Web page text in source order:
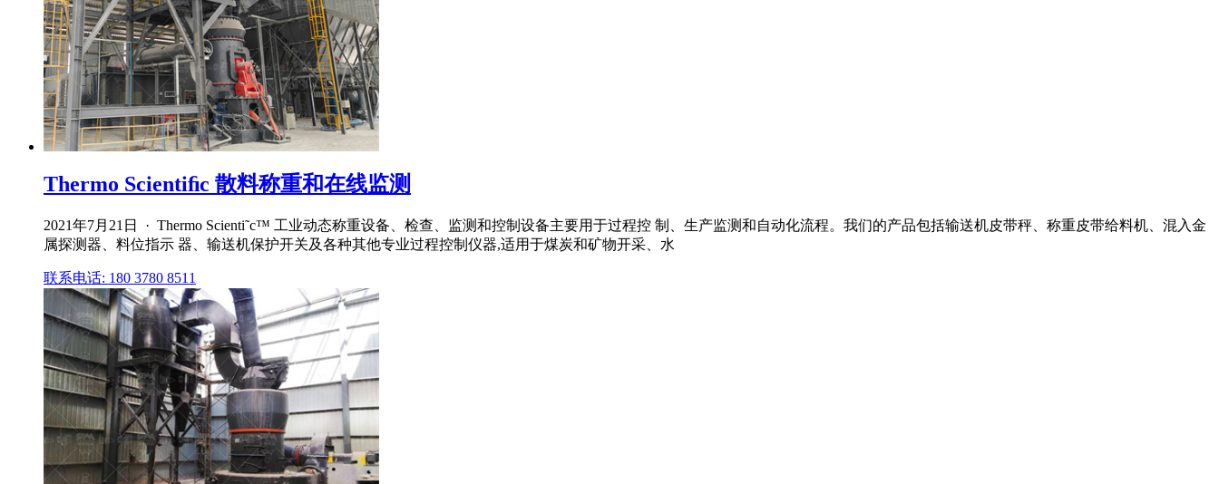
Thermo Scientiﬁc 散料称重和在线监测
2021年7月21日 · Thermo Scienti˜c™ 工业动态称重设备、检查、监测和控制设备主要用于过程控 制、生产监测和自动化流程。我们的产品包括输送机皮带秤、称重皮带给料机、混入金
属探测器、料位指示 器、输送机保护开关及各种其他专业过程控制仪器,适用于煤炭和矿物开采、水
联系电话: 180 3780 8511